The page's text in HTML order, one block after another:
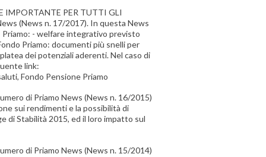
IMPORTANTE PER TUTTI GLI
(News n. 17/2017). In questa News
- welfare integrativo previsto
Priamo: documenti più snelli per
dei potenziali aderenti. Nel caso di
link:
Fondo Pensione Priamo
di Priamo News (News n. 16/2015)
sui rendimenti e la possibilità di
di Stabilità 2015, ed il loro impatto sul
di Priamo News (News n. 15/2014)